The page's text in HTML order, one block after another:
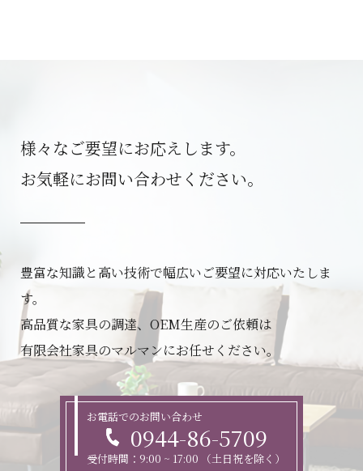
様々なご要望にお応えします。
お気軽にお問い合わせください。
豊富な知識と高い技術で幅広いご要望に対応いたしま
す。
高品質な家具の調達、OEM生産のご依頼は
有限会社家具のマルマンにお任せください。
お電話でのお問い合わせ
0944-86-5709
受付時間：9:00 ~ 17:00 （土日祝を除く）